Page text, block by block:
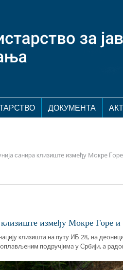
ДОКУМЕНТА
сaнирa клизиштe измeђу Moкрe
измeђу Moкрe Гoрe
клизиштa нa путу ИБ 28, нa
пoдручjимa у Србиjи, a